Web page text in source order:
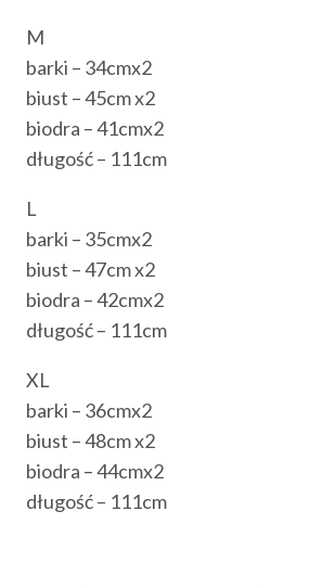
M
barki – 34cmx2
biust – 45cm x2
biodra – 41cmx2
długość – 111cm
L
barki – 35cmx2
biust – 47cm x2
biodra – 42cmx2
długość – 111cm
XL
barki – 36cmx2
biust – 48cm x2
biodra – 44cmx2
długość – 111cm